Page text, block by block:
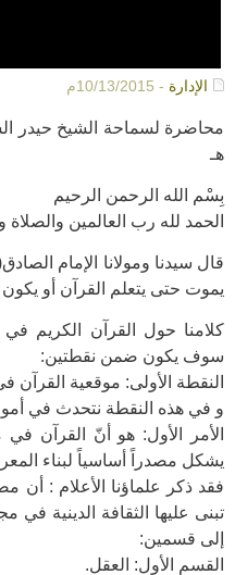
الإدارة - 10/13/2015م
هـ
بِسْم الله الرحمن الرحيم
الحمد لله رب العالمين
قال سيدنا ومولانا الإمام
يموت حتى يتعلم القرآن أو يكون
كلامنا حول القرآن الكريم
سوف يكون ضمن نقطتين:
النقطة الأولى: موقعية
و في هذه النقطة نتحدث في أمور
الأمر الأول: هو أنّ القرآن
يشكل مصدراً أساسياً لبناء
فقد ذكر علماؤنا الأعلام : أن
تبنى عليها الثقافة الدينية في
إلى قسمين:
القسم الأول: العقل.